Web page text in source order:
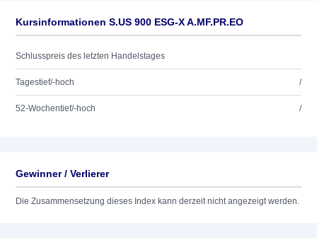
Kursinformationen S.US 900 ESG-X A.MF.PR.EO
Schlusspreis des letzten Handelstages
Tagestief/-hoch /
52-Wochentief/-hoch /
Gewinner / Verlierer
Die Zusammensetzung dieses Index kann derzeit nicht angezeigt werden.